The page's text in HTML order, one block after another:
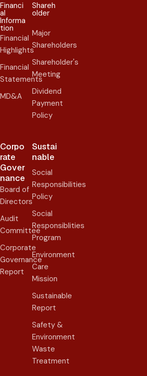
Financi
al
Informa
tion
Financial
Highlights
Financial
Statements
MD&A
Shareh
older​
Major
Shareholders
Shareholder's
Meeting
Dividend
Payment
Policy
Corpo
rate
Gover
nance​
Board of
Directors
Audit
Committee
Corporate
Governance
Report
Sustai
nable
Social
Responsibilities
Policy
Social
Responsiblities
Program
Environment
Care
Mission
Sustainable
Report
Safety &
Environment
Waste
Treatment